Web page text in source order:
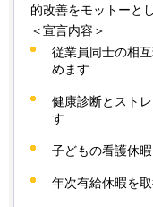
的改善をモットーと
＜宣言内容＞
従業員同士の相
めます
健康診断とスト
す
子どもの看護休
年次有給休暇を